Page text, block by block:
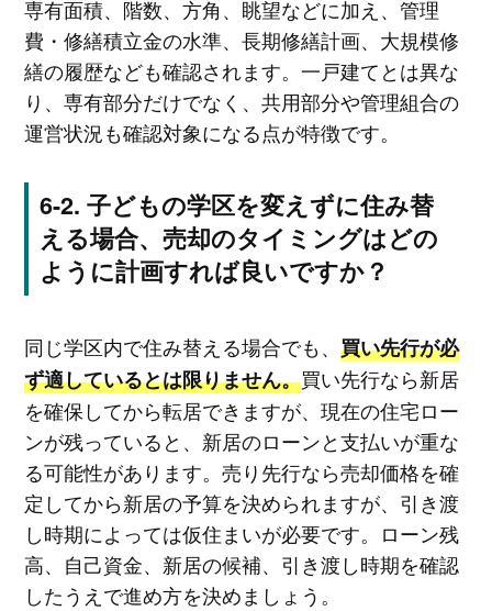
専有面積、階数、方角、眺望などに加え、管理
費・修繕積立金の水準、長期修繕計画、大規模修
繕の履歴なども確認されます。一戸建てとは異な
り、専有部分だけでなく、共用部分や管理組合の
運営状況も確認対象になる点が特徴です。
子どもの学区を変えずに住み替
える場合、売却のタイミングはどの
ように計画すれば良いですか？
同じ学区内で住み替える場合でも、 買い先行が必
ず適しているとは限りません。買い先行なら新居
を確保してから転居できますが、現在の住宅ロー
ンが残っていると、新居のローンと支払いが重な
る可能性があります。売り先行なら売却価格を確
定してから新居の予算を決められますが、引き渡
し時期によっては仮住まいが必要です。ローン残
高、自己資金、新居の候補、引き渡し時期を確認
したうえで進め方を決めましょう。